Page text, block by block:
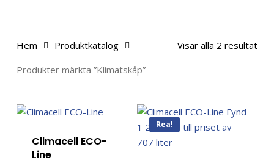
Visar alla 2 resultat
Hem
Produktkatalog
Produkter märkta ”Klimatskåp”
Climacell ECO-
Line
Rea!